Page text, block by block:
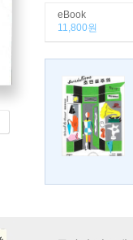
eBook
11,800원